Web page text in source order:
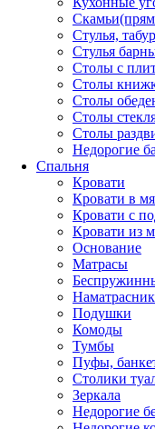
Стулья,
Стулья
Столы с
Столы
Столы
Столы
Столы
Недорогие
Спальня
Кровати
Кровати в
Кровати с
Кровати из
Основание
Матрасы
Подушки
Комоды
Тумбы
Пуфы,
Столики
Зеркала
Недорогие